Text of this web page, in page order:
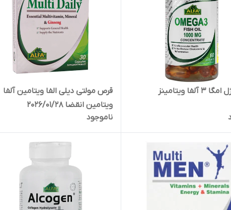
ویتامینز
قرص مولتی دیلی الفا ویتامین آلفا
ویتامین انقضا 2026/01/28
ناموجود